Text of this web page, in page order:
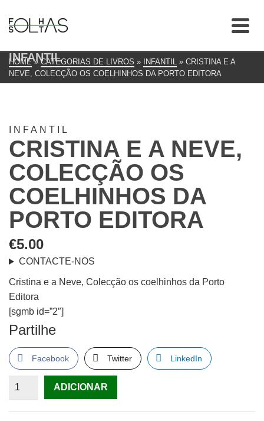
INFANTIL
HOME » CATEGORIAS DE LIVROS » INFANTIL » CRISTINA E A
NEVE, COLECÇÃO OS COELHINHOS DA PORTO EDITORA
INFANTIL
CRISTINA E A NEVE,
COLECÇÃO OS
COELHINHOS DA
PORTO EDITORA
€5.00
CONTACTE-NOS
Cristina e a Neve, Colecção os coelhinhos da Porto
Editora
[sgmb id=”2″]
Partilhe
Facebook Twitter LinkedIn
QuantidadeADICIONAR